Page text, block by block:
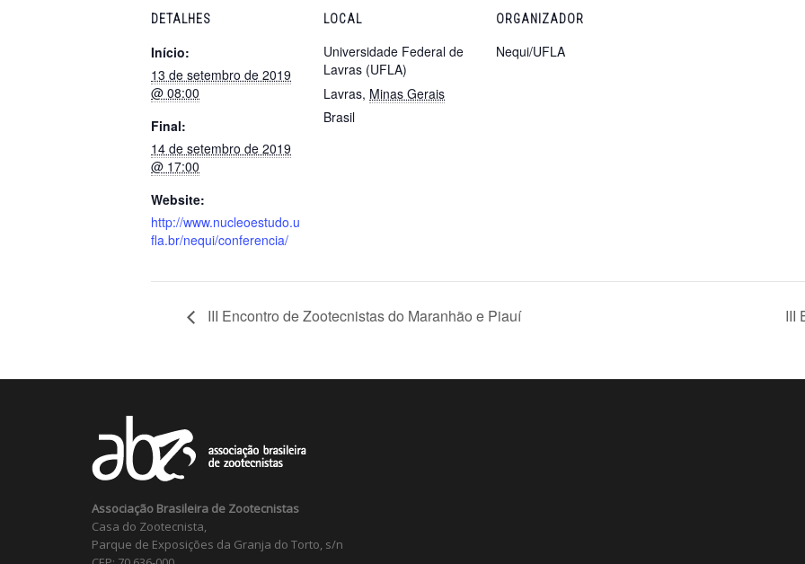
DETALHES
Início:
13 de setembro de 2019
@ 08:00
Final:
14 de setembro de 2019
@ 17:00
Website:
http://www.nucleoestudo.u
fla.br/nequi/conferencia/
LOCAL
Universidade Federal de
Lavras (UFLA)
Lavras, Minas Gerais
Brasil
ORGANIZADOR
Nequi/UFLA
III Encontro de Zootecnistas do Maranhão e Piauí III
Associação Brasileira de Zootecnistas
Casa do Zootecnista,
Parque de Exposições da Granja do Torto, s/n